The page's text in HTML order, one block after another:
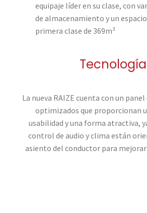
equipaje líder en su clase, con
de almacenamiento y un
primera clase de 369m³
Tecnología
La nueva RAIZE cuenta con un
optimizados que proporcionan
usabilidad y una forma atractiva,
control de audio y clima están
asiento del conductor para